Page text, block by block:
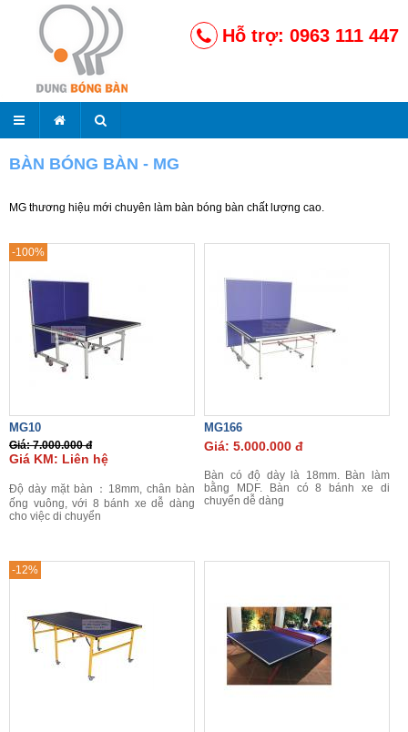
Hỗ trợ: 0963 111 447
BÀN BÓNG BÀN - MG
MG thương hiệu mới chuyên làm bàn bóng bàn chất lượng cao.
-100%
MG10
Giá: 7.000.000 đ
Giá KM: Liên hệ
Độ dày mặt bàn：18mm, chân bàn
ống vuông, với 8 bánh xe dễ dàng
cho việc di chuyển
MG166
Giá: 5.000.000 đ
Bàn có độ dày là 18mm. Bàn làm
bằng MDF. Bàn có 8 bánh xe di
chuyển dễ dàng
-12%